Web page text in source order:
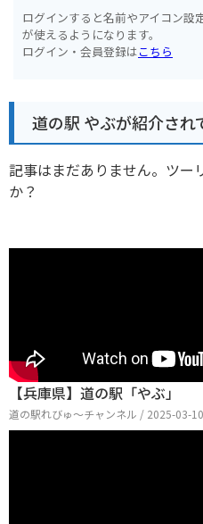
ログインすると名前やアイコン設
が使えるようになります。
ログイン・会員登録はこちら
道の駅 やぶが紹介され
記事はまだありません。ツー
か？
【兵庫県】道の駅「やぶ」
道の駅れびゅ〜チャンネル / 2025-03-10